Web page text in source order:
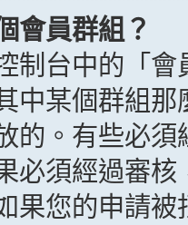
會員群組？
制台中的「
中某個群組
的。有些必
必須經過審
果您的申請